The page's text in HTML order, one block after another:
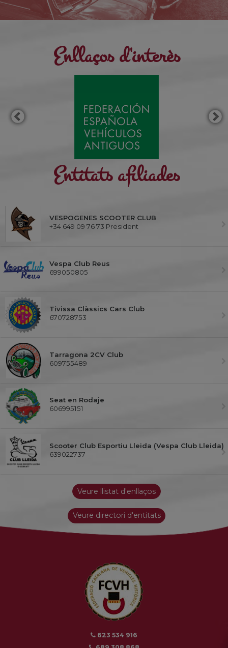
Enllaços d'interès
Entitats afiliades
VESPOGENES SCOOTER CLUB
+34 649 09 76 73 President
Vespa Club Reus
699050805
Tivissa Clàssics Cars Club
670728753
Tarragona 2CV Club
609755489
Seat en Rodaje
606995151
Scooter Club Esportiu Lleida (Vespa Club Lleida)
639022737
Veure llistat d'enllaços
Veure directori d'entitats
623 534 916